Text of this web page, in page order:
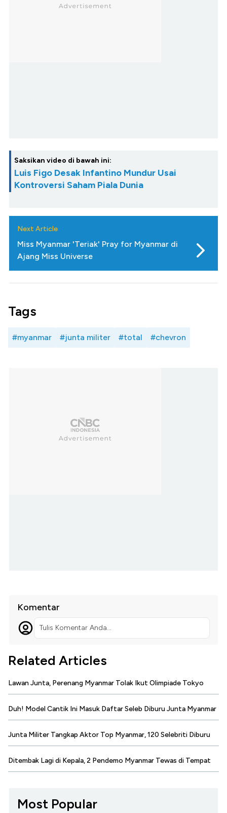
Saksikan video di bawah ini:
Luis Figo Desak Infantino Mundur Usai
Kontroversi Saham Piala Dunia
Next Article
Miss Myanmar 'Teriak' Pray for Myanmar di
Ajang Miss Universe
Tags
#myanmar #junta militer #total #chevron
Komentar
Tulis Komentar Anda...
Related Articles
Lawan Junta, Perenang Myanmar Tolak Ikut Olimpiade Tokyo
Duh! Model Cantik Ini Masuk Daftar Seleb Diburu Junta Myanmar
Junta Militer Tangkap Aktor Top Myanmar, 120 Selebriti Diburu
Ditembak Lagi di Kepala, 2 Pendemo Myanmar Tewas di Tempat
Most Popular